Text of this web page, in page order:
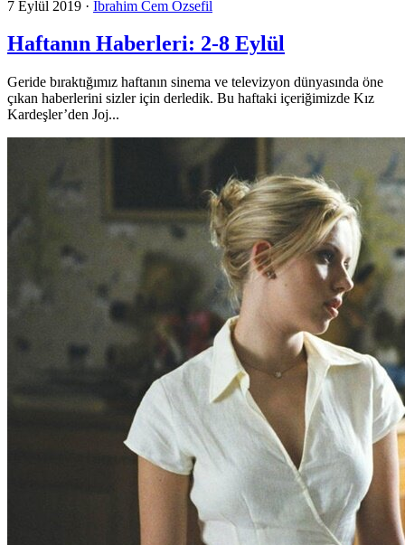
7 Eylül 2019 · İbrahim Cem Özsefil
Haftanın Haberleri: 2-8 Eylül
Geride bıraktığımız haftanın sinema ve televizyon dünyasında öne
çıkan haberlerini sizler için derledik. Bu haftaki içeriğimizde Kız
Kardeşler’den Joj...